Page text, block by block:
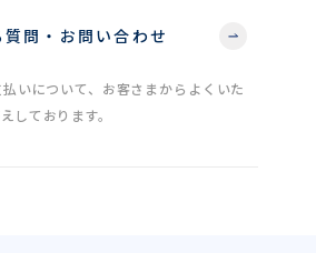
質問・お問い合わせ
いについて、お客さまからよくいた
しております。